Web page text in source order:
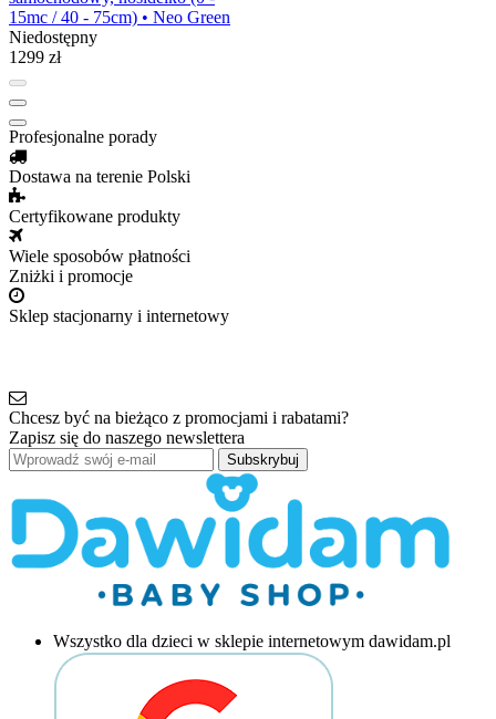
15mc / 40 - 75cm) • Neo Green
Niedostępny
1299 zł
Profesjonalne porady
Dostawa na terenie Polski
Certyfikowane produkty
Wiele sposobów płatności
Zniżki i promocje
Sklep stacjonarny i internetowy
Chcesz być na bieżąco z promocjami i rabatami?
Zapisz się do naszego newslettera
Subskrybuj
Wszystko dla dzieci w sklepie internetowym dawidam.pl